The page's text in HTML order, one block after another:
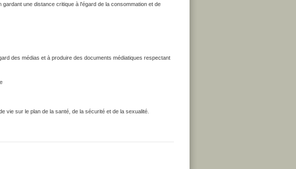
une distance critique à l'égard de la consommation et de
des médias et à produire des documents médiatiques respectant
vie sur le plan de la santé, de la sécurité et de la sexualité.